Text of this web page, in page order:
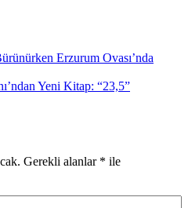
Erzurum Ovası’nda
Yeni Kitap: “23,5”
Gerekli alanlar * ile